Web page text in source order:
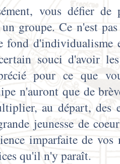
vous défier de
un groupe. Ce n'est
fond d'individualisme
souci d'avoir
pour ce que
n'auront que de
au départ, des
jeunesse de
imparfaite de
qu'il n'y paraît.